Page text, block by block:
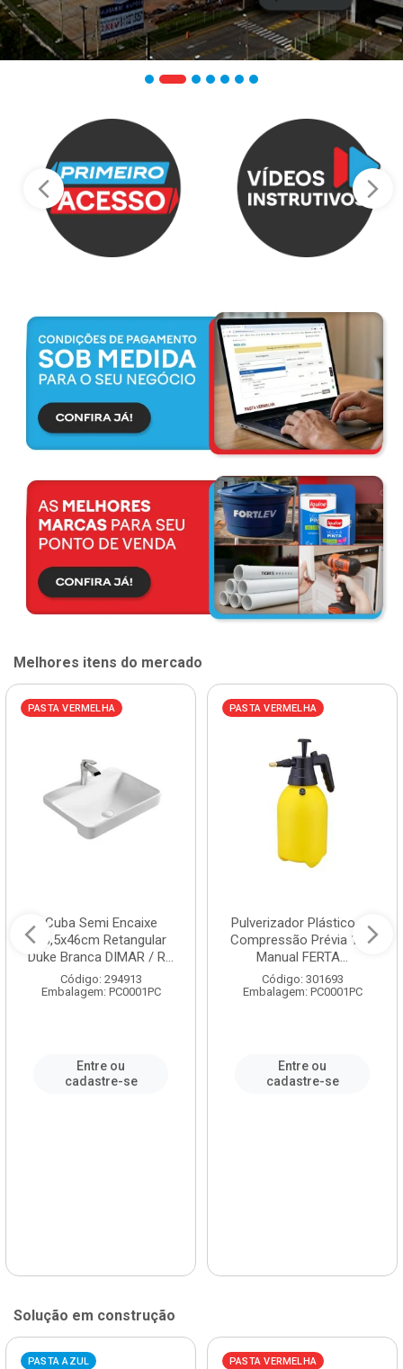
Melhores itens do mercado
PASTA VERMELHA
Cuba Semi Encaixe
58,5x46cm Retangular
Duke Branca DIMAR / R...
Código: 294913
Embalagem: PC0001PC
Entre ou
cadastre-se
PASTA VERMELHA
Pulverizador Plástico de
Compressão Prévia 1,5L
Manual FERTA...
Código: 301693
Embalagem: PC0001PC
Entre ou
cadastre-se
Solução em construção
PASTA AZUL PASTA VERMELHA